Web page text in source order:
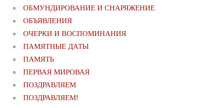
ОБМУНДИРОВАНИЕ И СНАРЯЖЕНИЕ
ОБЪЯВЛЕНИЯ
ОЧЕРКИ И ВОСПОМИНАНИЯ
ПАМЯТНЫЕ ДАТЫ
ПАМЯТЬ
ПЕРВАЯ МИРОВАЯ
ПОЗДРАВЛЯЕМ
ПОЗДРАВЛЯЕМ!